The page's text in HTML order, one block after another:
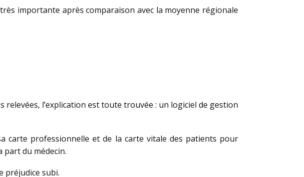
importante après comparaison avec la moyenne régionale
relevées, l’explication est toute trouvée : un logiciel de gestion
carte professionnelle et de la carte vitale des patients pour
du médecin.
préjudice subi.